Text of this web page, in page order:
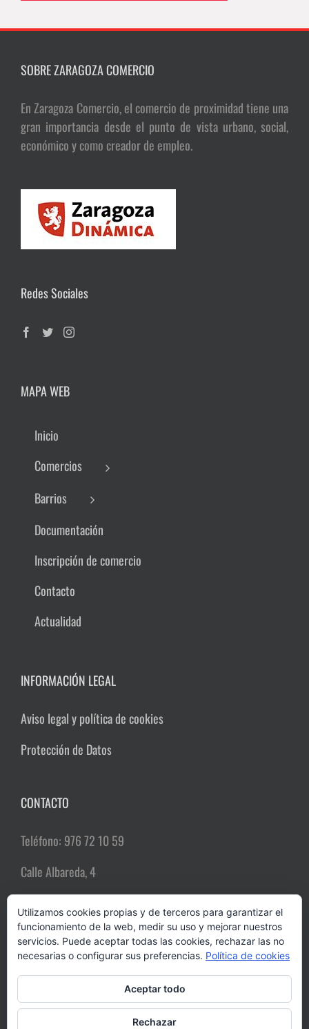
SOBRE ZARAGOZA COMERCIO
En Zaragoza Comercio, el comercio de proximidad tiene una
gran importancia desde el punto de vista urbano, social,
económico y como creador de empleo.
Redes Sociales
MAPA WEB
Inicio
Comercios
Barrios
Documentación
Inscripción de comercio
Contacto
Actualidad
INFORMACIÓN LEGAL
Aviso legal y política de cookies
Protección de Datos
CONTACTO
Teléfono: 976 72 10 59
Calle Albareda, 4
Email:comerciozgz@gmail.com
Utilizamos cookies propias y de terceros para garantizar el
funcionamiento de la web, medir su uso y mejorar nuestros
servicios. Puede aceptar todas las cookies, rechazar las no
necesarias o configurar sus preferencias. Política de cookies
Aceptar todo
Rechazar